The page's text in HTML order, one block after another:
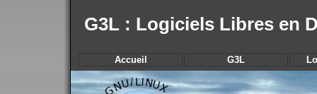
G3L : Logiciels Libres en
Accueil G3L